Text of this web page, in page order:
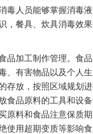
毒人员能够掌握消毒
，餐具、炊具消毒效
加工制作管理。食品
、有害物品以及个人生
存放，按照区域规划
食品原料的工具和设
原料和食品注意保质
使用超期变质等影响